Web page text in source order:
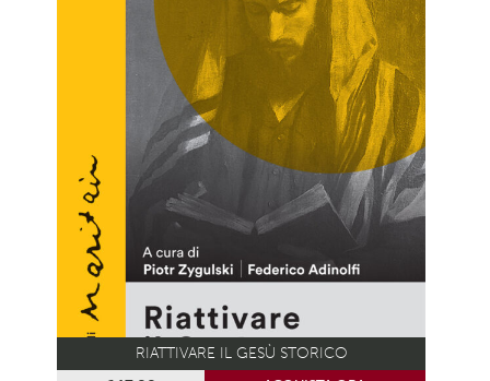
RIATTIVARE IL GESÙ STORICO